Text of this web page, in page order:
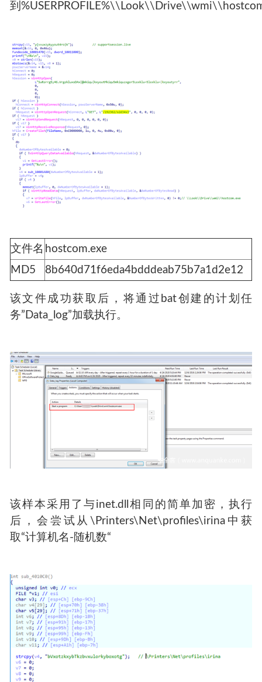
到
文件名 hostcom.exe
MD5
8b640d71f6eda4bdddeab75b7a1d2e12
该文件成功获取后，将通过bat创建的计划任
务”Data_log”加载执行。
该样本采用了与inet.dll相同的简单加密，执行
后，会尝试从\Printers\Net\profiles\irina中获
取“计算机名-随机数“